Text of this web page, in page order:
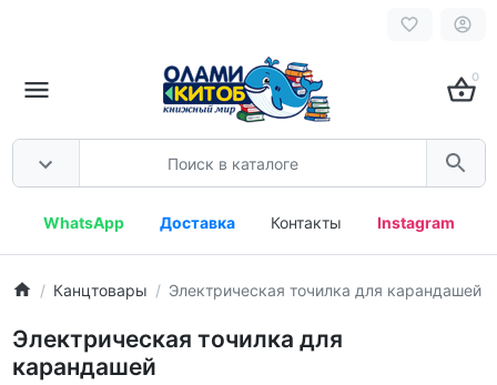
0
WhatsApp Доставка Контакты Instagram
Канцтовары Электрическая точилка для карандашей
Электрическая точилка для
карандашей